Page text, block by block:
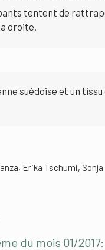
tentent de
droite.
suédoise et un
Erika Tschumi, Sonja
du mois 01/